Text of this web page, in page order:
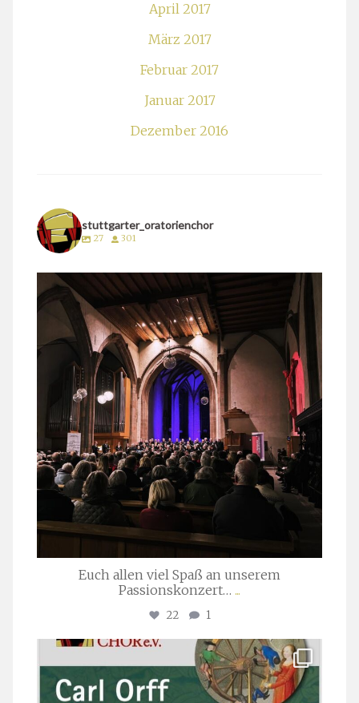
April 2017
März 2017
Februar 2017
Januar 2017
Dezember 2016
stuttgarter_oratorienchor
27 301
stuttgarter_oratorienchor
März 24
Euch allen viel Spaß an unserem
Passionskonzert… ...
22 1
stuttgarter_oratorienchor
Juli 22